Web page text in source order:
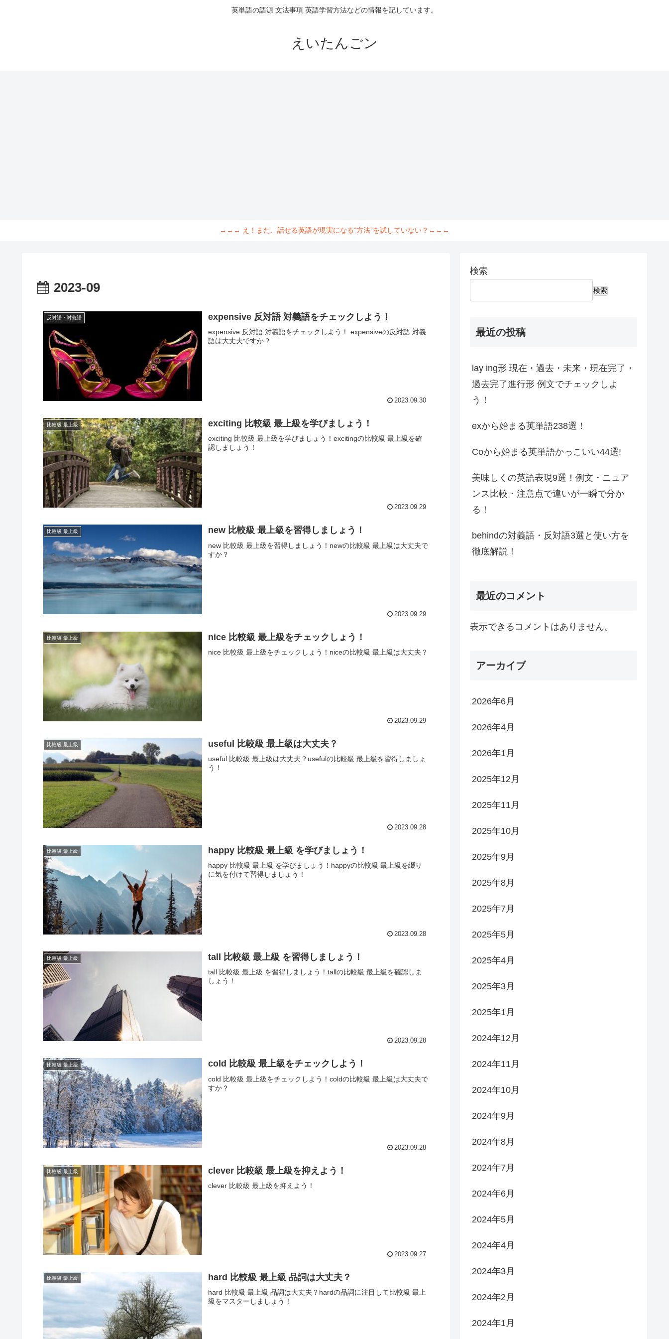
英単語の語源 文法事項 英語学習方法などの情報を記しています。
えいたんごン
→→→ え！まだ、話せる英語が現実になる”方法”を試していない？←←←
2023-09
反対語・対義語 expensive 反対語 対義語をチェックしよう！
expensive 反対語 対義語をチェックしよう！ expensiveの反対語 対義
語は大丈夫ですか？
2023.09.30
比較級 最上級 exciting 比較級 最上級を学びましょう！
exciting 比較級 最上級を学びましょう！excitingの比較級 最上級を確
認しましょう！
2023.09.29
比較級 最上級 new 比較級 最上級を習得しましょう！
new 比較級 最上級を習得しましょう！newの比較級 最上級は大丈夫で
すか？
2023.09.29
比較級 最上級 nice 比較級 最上級をチェックしょう！
nice 比較級 最上級をチェックしょう！niceの比較級 最上級は大丈夫？
2023.09.29
比較級 最上級 useful 比較級 最上級は大丈夫？
useful 比較級 最上級は大丈夫？usefulの比較級 最上級を習得しましょ
う！
2023.09.28
比較級 最上級 happy 比較級 最上級 を学びましょう！
happy 比較級 最上級 を学びましょう！happyの比較級 最上級を綴り
に気を付けて習得しましょう！
2023.09.28
比較級 最上級 tall 比較級 最上級 を習得しましょう！
tall 比較級 最上級 を習得しましょう！tallの比較級 最上級を確認しま
しょう！
2023.09.28
比較級 最上級 cold 比較級 最上級をチェックしよう！
cold 比較級 最上級をチェックしよう！coldの比較級 最上級は大丈夫で
すか？
2023.09.28
比較級 最上級 clever 比較級 最上級を抑えよう！
clever 比較級 最上級を抑えよう！
2023.09.27
比較級 最上級 hard 比較級 最上級 品詞は大丈夫？
hard 比較級 最上級 品詞は大丈夫？hardの品詞に注目して比較級 最上
級をマスターしましょう！
検索
検索
最近の投稿
lay ing形 現在・過去・未来・現在完了・
過去完了進行形 例文でチェックしよ
う！
exから始まる英単語238選！
Coから始まる英単語かっこいい44選!
美味しくの英語表現9選！例文・ニュア
ンス比較・注意点で違いが一瞬で分か
る！
behindの対義語・反対語3選と使い方を
徹底解説！
最近のコメント
表示できるコメントはありません。
アーカイブ
2026年6月
2026年4月
2026年1月
2025年12月
2025年11月
2025年10月
2025年9月
2025年8月
2025年7月
2025年5月
2025年4月
2025年3月
2025年1月
2024年12月
2024年11月
2024年10月
2024年9月
2024年8月
2024年7月
2024年6月
2024年5月
2024年4月
2024年3月
2024年2月
2024年1月